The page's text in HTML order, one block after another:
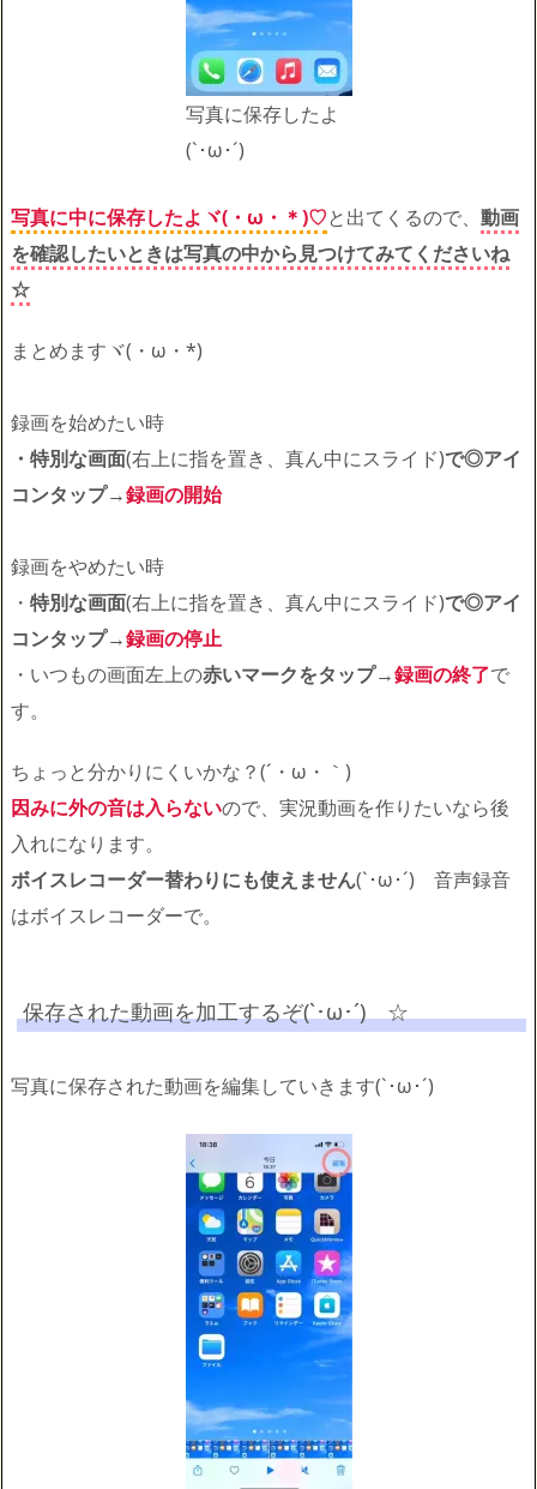
写真に保存したよ
(`･ω･´)ゞ
写真に中に保存したよヾ(・ω・＊)♡と出てくるので、 動画
を確認したいときは写真の中から見つけてみてくださいね
☆
まとめますヾ(・ω・*)
録画を始めたい時
・特別な画面(右上に指を置き、真ん中にスライド)で◎アイ
コンタップ→録画の開始
録画をやめたい時
・ 特別な画面(右上に指を置き、真ん中にスライド)で◎アイ
コンタップ→録画の停止
・いつもの画面左上の赤いマークをタップ→録画の終了で
す。
ちょっと分かりにくいかな？(´・ω・｀)
因みに外の音は入らないので、実況動画を作りたいなら後
入れになります。
ボイスレコーダー替わりにも使えません(`･ω･´)ゞ音声録音
はボイスレコーダーで。
保存された動画を加工するぞ(`･ω･´)ゞ☆
写真に保存された動画を編集していきます(`･ω･´)ゞ